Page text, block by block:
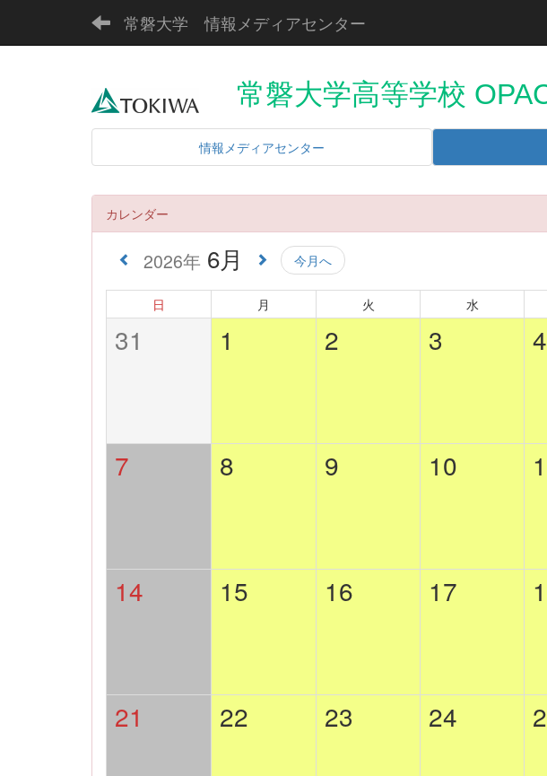
常磐大学 情報メディアセンター
常磐大学高等学校
情報メディアセンター
カレンダー
2026年 6月 今月へ
日 月 火 水
31 1 2 3 4
7 8 9 10
14 15 16 17
21 22 23 24